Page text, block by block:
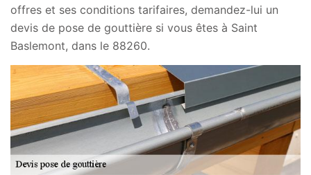
offres et ses conditions tarifaires, demandez-lui un
devis de pose de gouttière si vous êtes à Saint
Baslemont, dans le 88260.